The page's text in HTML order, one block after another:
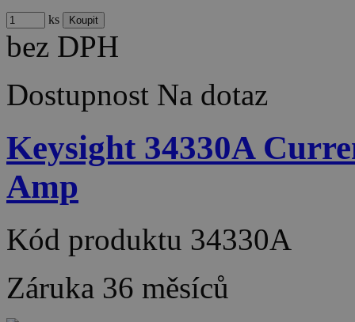
ks
bez DPH
Dostupnost Na dotaz
Keysight 34330A
Amp
Kód produktu 34330A
Záruka 36 měsíců